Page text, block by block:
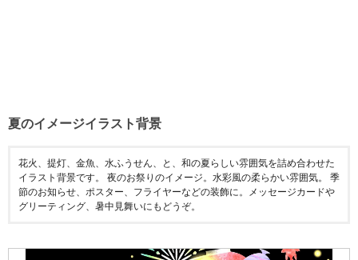
夏のイメージイラスト背景
花火、提灯、金魚、水ふうせん、と、和の夏らしい雰囲気を詰め合わせた
イラスト背景です。 夜のお祭りのイメージ。水彩風の柔らかい雰囲気。 季
節のお知らせ、ポスター、フライヤーなどの装飾に。メッセージカードや
グリーティング、暑中見舞いにもどうぞ。